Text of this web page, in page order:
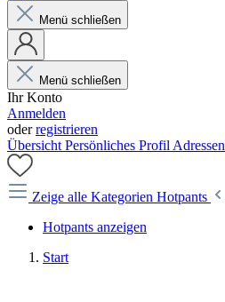
Menü schließen
Menü schließen
Ihr Konto
Anmelden
oderregistrieren
Übersicht Persönliches Profil Adressen
Zeige alle Kategorien Hotpants
Hotpants anzeigen
Start